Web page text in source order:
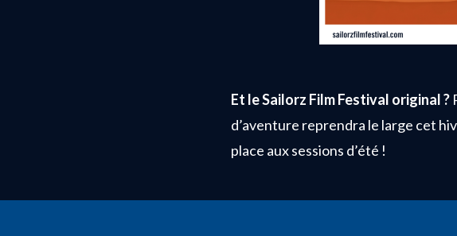
Et le Sailorz Film Festival original ?
d’aventure reprendra le large cet
place aux sessions d’été !